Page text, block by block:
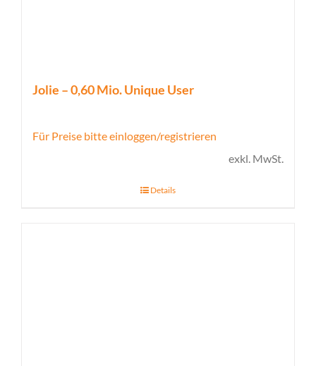
Jolie – 0,60 Mio. Unique User
Für Preise bitte einloggen/registrieren
exkl. MwSt.
Details